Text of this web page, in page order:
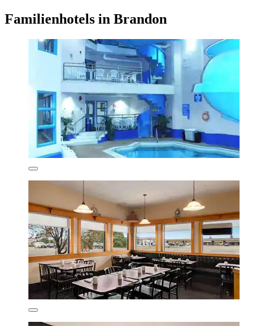
Familienhotels in Brandon